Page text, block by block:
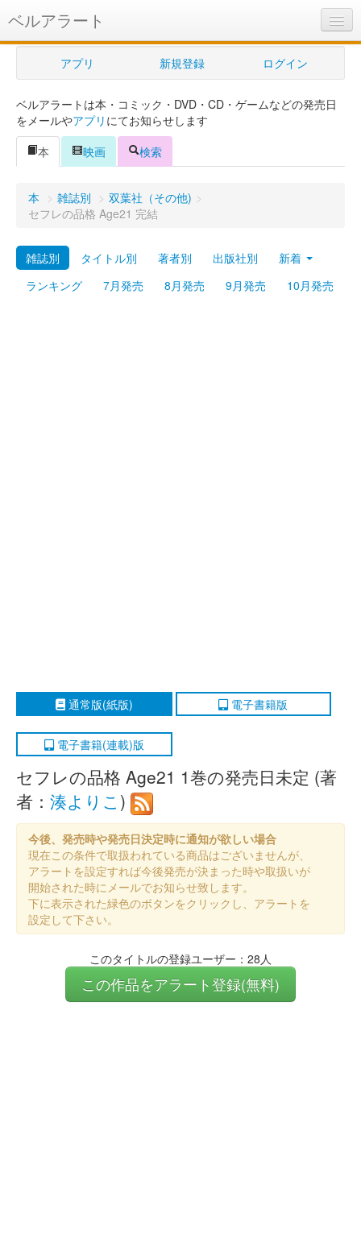
ベルアラート
ベルアラートとは
ヘルプ
新規登録
ログイン
購入管理
Myシェルフ
プレミアム
アプリ 新規登録 ログイン
ベルアラートは本・コミック・DVD・CD・ゲームなどの発売日
をメールやアプリ にてお知らせします
本
映画 検索
本 > 雑誌別 > 双葉社（その他) >
セフレの品格 Age21 完結
雑誌別 タイトル別 著者別 出版社別
新着
ランキング
7月発売 8月発売 9月発売 10月発売
通常版(紙版) 電子書籍版
電子書籍(連載)版
セフレの品格 Age21 1巻の発売日未定 (著
者： 湊よりこ )
今後、発売時や発売日決定時に通知が欲しい場合
現在この条件で取扱われている商品はございませんが、
アラートを設定すれば今後発売が決まった時や取扱いが
開始された時にメールでお知らせ致します。
下に表示された緑色のボタンをクリックし、アラートを
設定して下さい。
このタイトルの登録ユーザー：28人
この作品をアラート登録(無料)